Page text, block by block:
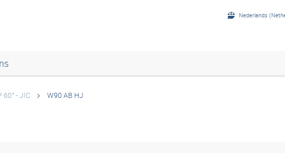
Nederlands
60° - JIC W90 AB HJ